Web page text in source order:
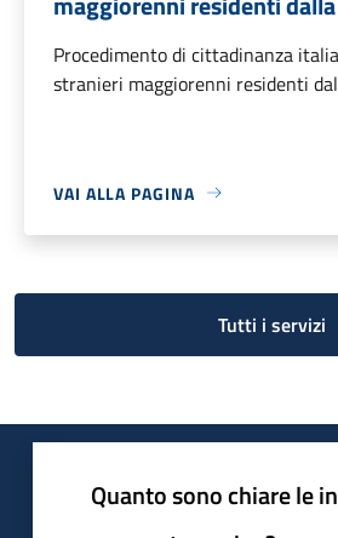
Procedimento di cittadinanza
stranieri maggiorenni residenti
VAI ALLA PAGINA
Tutti i servizi
Quanto sono chiare le